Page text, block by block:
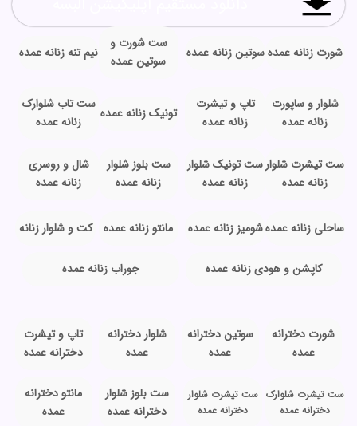
شورت زنانه عمده سوتین زنانه عمده
ست شورت و
سوتین عمده
نیم تنه زنانه عمده
شلوار و ساپورت
زنانه عمده
تاپ و تیشرت
زنانه عمده
تونیک زنانه عمده
ست تاب شلوارک
زنانه عمده
ست تیشرت شلوار
زنانه عمده
ست تونیک شلوار
زنانه عمده
ست بلوز شلوار
زنانه عمده
شال و روسری
زنانه عمده
ساحلی زنانه عمدهشومیز زنانه عمده مانتو زنانه عمده کت و شلوار زنانه
کاپشن و هودی زنانه عمده جوراب زنانه عمده
شورت دخترانه
عمده
سوتین دخترانه
عمده
شلوار دخترانه
عمده
تاپ و تیشرت
دخترانه عمده
ست تیشرت شلوارک
دخترانه عمده
ست تیشرت شلوار
دخترانه عمده
ست بلوز شلوار
دخترانه عمده
مانتو دخترانه
عمده